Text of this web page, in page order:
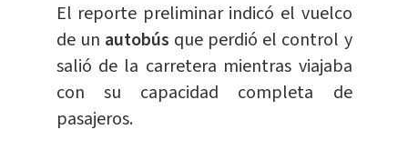
El reporte preliminar indicó el vuelco
de un autobús que perdió el control y
salió de la carretera mientras viajaba
con su capacidad completa de
pasajeros.